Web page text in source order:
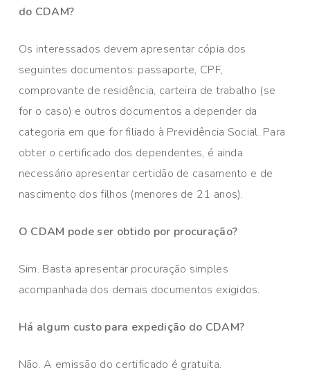
do CDAM?
Os interessados devem apresentar cópia dos
seguintes documentos: passaporte, CPF,
comprovante de residência, carteira de trabalho (se
for o caso) e outros documentos a depender da
categoria em que for filiado à Previdência Social. Para
obter o certificado dos dependentes, é ainda
necessário apresentar certidão de casamento e de
nascimento dos filhos (menores de 21 anos).
O CDAM pode ser obtido por procuração?
Sim. Basta apresentar procuração simples
acompanhada dos demais documentos exigidos.
Há algum custo para expedição do CDAM?
Não. A emissão do certificado é gratuita.